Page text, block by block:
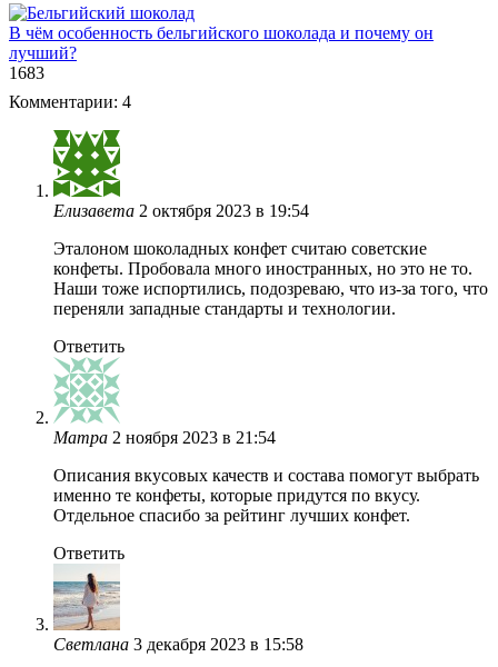
В чём особенность бельгийского шоколада и почему он
лучший?
1683
Комментарии: 4
Елизавета 2 октября 2023 в 19:54
Эталоном шоколадных конфет считаю советские
конфеты. Пробовала много иностранных, но это не то.
Наши тоже испортились, подозреваю, что из-за того, что
переняли западные стандарты и технологии.
Ответить
Матра 2 ноября 2023 в 21:54
Описания вкусовых качеств и состава помогут выбрать
именно те конфеты, которые придутся по вкусу.
Отдельное спасибо за рейтинг лучших конфет.
Ответить
Светлана 3 декабря 2023 в 15:58